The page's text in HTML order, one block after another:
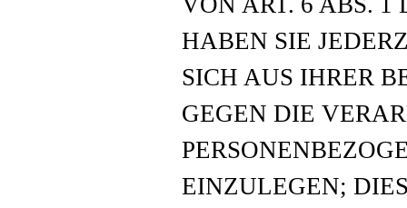
HABEN SIE
SICH AUS IHRER
GEGEN DIE
EINZULEGEN;